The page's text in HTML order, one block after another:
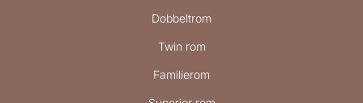
Dobbeltrom
Twin rom
Familierom